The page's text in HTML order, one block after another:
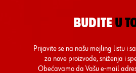
BUDITE U
Prijavite se na našu mejling listu i
za nove proizvode, sniženja i
Obećavamo da Vašu e-mail